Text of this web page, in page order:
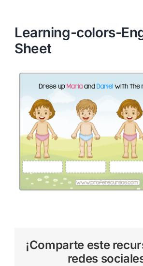
Learning-colors-
Sheet
¡Comparte este
redes